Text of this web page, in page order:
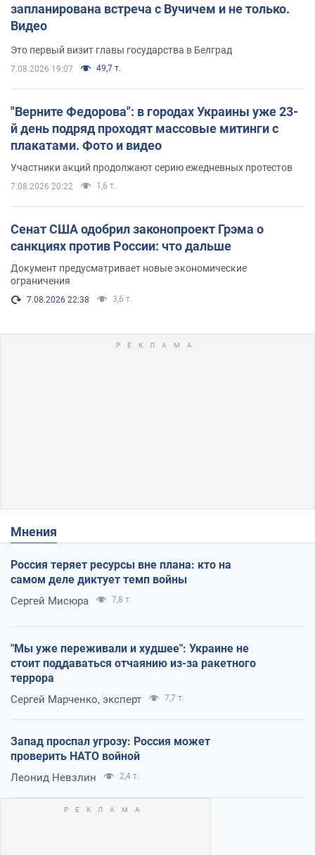
запланирована встреча с Вучичем и не только.
Видео
Это первый визит главы государства в Белград
7.08.2026 19:07 49,7 т.
"Верните Федорова": в городах Украины уже 23-
й день подряд проходят массовые митинги с
плакатами. Фото и видео
Участники акций продолжают серию ежедневных протестов
7.08.2026 20:22 1,6 т.
Сенат США одобрил законопроект Грэма о
санкциях против России: что дальше
Документ предусматривает новые экономические
ограничения
7.08.2026 22:38 3,6 т.
Мнения
Россия теряет ресурсы вне плана: кто на
самом деле диктует темп войны
Сергей Мисюра 7,8 т.
"Мы уже переживали и худшее": Украине не
стоит поддаваться отчаянию из-за ракетного
террора
Сергей Марченко, эксперт 7,7 т.
Запад проспал угрозу: Россия может
проверить НАТО войной
Леонид Невзлин 2,4 т.